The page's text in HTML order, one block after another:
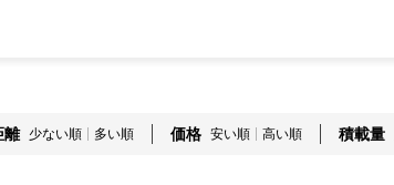
離 少ない順 多い順 価格 安い順 高い順 積載量